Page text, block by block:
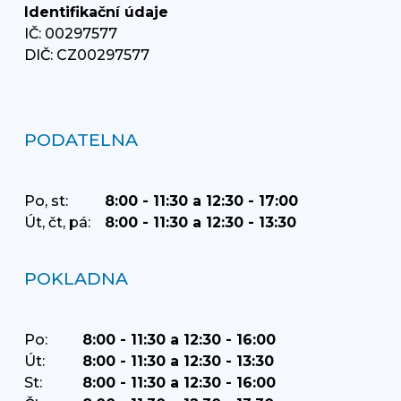
Identifikační údaje
IČ: 00297577
DIČ: CZ00297577
PODATELNA
Po, st:
8:00 - 11:30 a 12:30 - 17:00
Út, čt, pá:
8:00 - 11:30 a 12:30 - 13:30
POKLADNA
Po:
8:00 - 11:30 a 12:30 - 16:00
Út:
8:00 - 11:30 a 12:30 - 13:30
St:
8:00 - 11:30 a 12:30 - 16:00